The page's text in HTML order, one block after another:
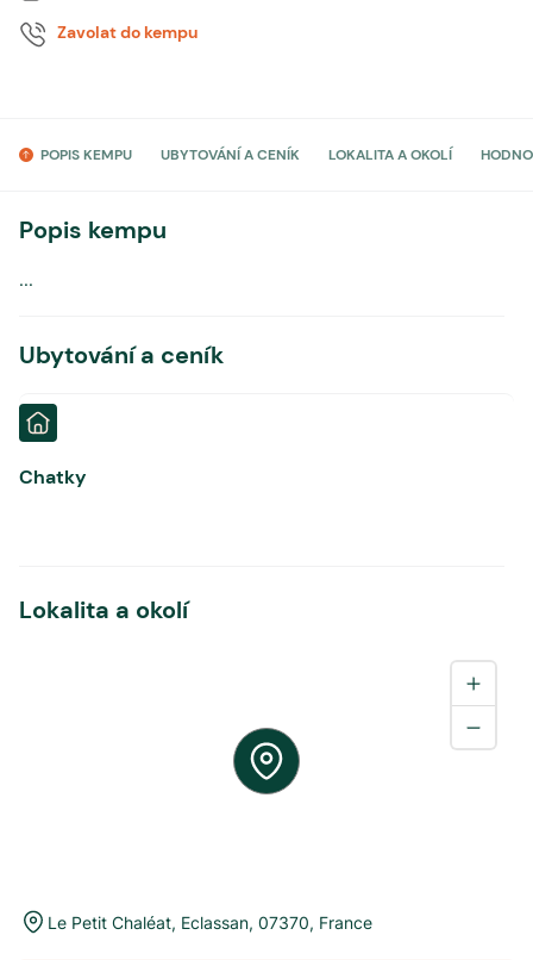
Zavolat do kempu
POPIS KEMPU UBYTOVÁNÍ A CENÍK LOKALITA A OKOLÍ
Popis kempu
...
Ubytování a ceník
Chatky
Lokalita a okolí
Le Petit Chaléat, Eclassan, 07370, France